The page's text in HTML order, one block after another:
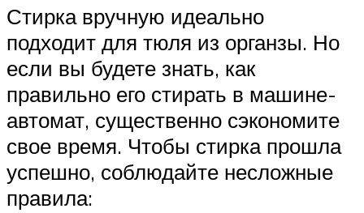
Стирка вручную идеально
подходит для тюля из органзы. Но
если вы будете знать, как
правильно его стирать в машине-
автомат, существенно сэкономите
свое время. Чтобы стирка прошла
успешно, соблюдайте несложные
правила: